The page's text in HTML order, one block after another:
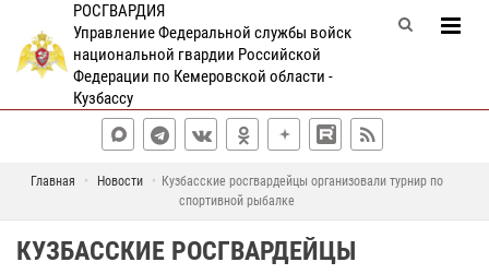
РОСГВАРДИЯ
Управление Федеральной службы войск
национальной гвардии Российской
Федерации по Кемеровской области -
Кузбассу
Главная Новости
Кузбасские росгвардейцы организовали турнир по
спортивной рыбалке
КУЗБАССКИЕ РОСГВАРДЕЙЦЫ